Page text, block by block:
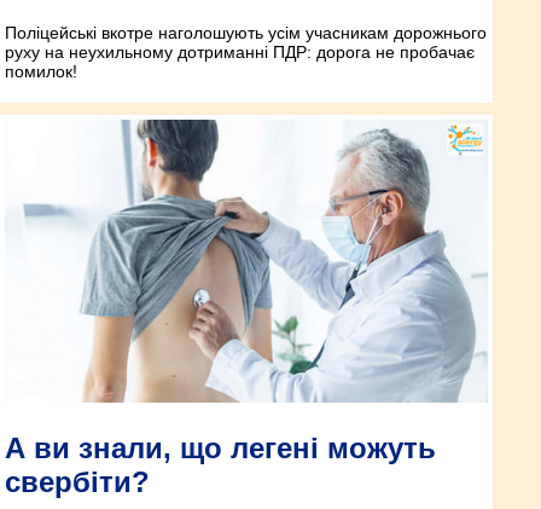
Поліцейські вкотре наголошують усім учасникам дорожнього
руху на неухильному дотриманні ПДР: дорога не пробачає
помилок!
А ви знали, що легені можуть
свербіти?